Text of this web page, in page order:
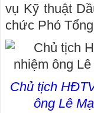
vụ Kỹ thuật
chức Phó
Chủ tịch
ông Lê